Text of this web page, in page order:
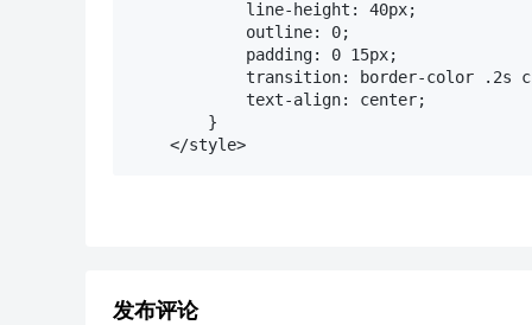
            line-height: 40px;
            outline: 0;
            padding: 0 15px;
transition: border-color .2s
            text-align: center;
        }
发布评论